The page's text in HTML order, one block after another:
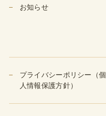
お知らせ
プライバシーポリシー（個
人情報保護方針）